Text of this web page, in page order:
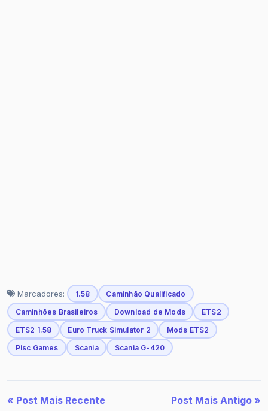
Marcadores: 1.58
Caminhão Qualificado
Caminhões Brasileiros
Download de Mods
ETS2
ETS2 1.58
Euro Truck Simulator 2
Mods ETS2
Pisc Games
Scania Scania G-420
« Post Mais Recente Post Mais Antigo »